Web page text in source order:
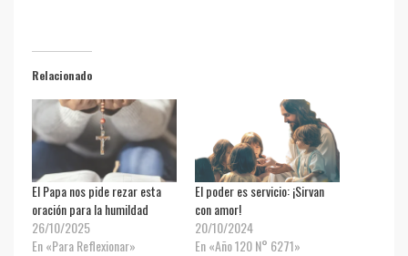
Relacionado
El Papa nos pide rezar esta
oración para la humildad
26/10/2025
En «Para Reflexionar»
El poder es servicio: ¡Sirvan
con amor!
20/10/2024
En «Año 120 N° 6271»